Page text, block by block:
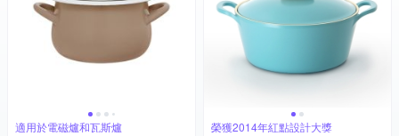
適用於電磁爐和瓦斯爐 榮獲2014年紅點設計大獎